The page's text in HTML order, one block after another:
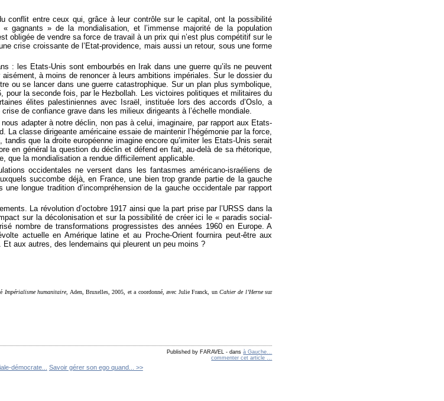
conflit entre ceux qui, grâce à leur contrôle sur le capital, ont la possibilité
gagnants » de la mondialisation, et l’immense majorité de la population
obligée de vendre sa force de travail à un prix qui n’est plus compétitif sur le
crise croissante de l’Etat-providence, mais aussi un retour, sous une forme
: les Etats-Unis sont embourbés en Irak dans une guerre qu’ils ne peuvent
à moins de renoncer à leurs ambitions impériales. Sur le dossier du
ou se lancer dans une guerre catastrophique. Sur un plan plus symbolique,
la seconde fois, par le Hezbollah. Les victoires politiques et militaires du
élites palestiniennes avec Israël, instituée lors des accords d’Oslo, a
de confiance grave dans les milieux dirigeants à l’échelle mondiale.
adapter à notre déclin, non pas à celui, imaginaire, par rapport aux Etats-
classe dirigeante américaine essaie de maintenir l’hégémonie par la force,
que la droite européenne imagine encore qu’imiter les Etats-Unis serait
en général la question du déclin et défend en fait, au-delà de sa rhétorique,
que la mondialisation a rendue difficilement applicable.
occidentales ne versent dans les fantasmes américano-israéliens de
succombe déjà, en France, une bien trop grande partie de la gauche
longue tradition d’incompréhension de la gauche occidentale par rapport
La révolution d’octobre 1917 ainsi que la part prise par l’URSS dans la
sur la décolonisation et sur la possibilité de créer ici le « paradis social-
nombre de transformations progressistes des années 1960 en Europe. A
actuelle en Amérique latine et au Proche-Orient fournira peut-être aux
aux autres, des lendemains qui pleurent un peu moins ?
Impérialisme humanitaire, Aden, Bruxelles, 2005, et a coordonné, avec Julie Franck, un Cahier de l’Hernesur
Published by FARAVEL - dansà Gauche...
commenter cet article
démocrate... Savoir gérer son ego quand... >>